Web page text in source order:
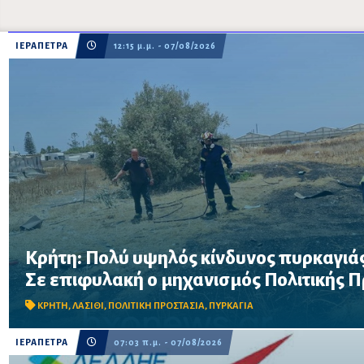
ΙΕΡΑΠΕΤΡΑ 12:15 μ.μ. - 07/08/2026
Κρήτη: Πολύ υψηλός κίνδυνος
Σε επιφυλακή ο μηχανισμός Πολιτικής
ΚΡΗΤΗ ,ΛΑΣΙΘΙ , ΠΟΛΙΤΙΚΗ ΠΡΟΣΤΑΣΙΑ, ΠΥΡΚΑΓΙΑ
Σε επιφυλακή ο μηχανισμός Πολιτικής Προστασίας λόγω πολύ
στην Κρήτη το Σάββατο 8 Αυγούστου – Απαγορεύονται η χρήση
δασικές περιοχές, μεταξύ των οποίω...
ΙΕΡΑΠΕΤΡΑ 07:03 π.μ. - 07/08/2026